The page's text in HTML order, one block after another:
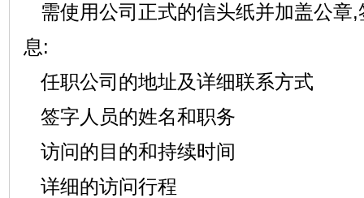
需使用公司正式的信头纸并加盖公章,
息:
任职公司的地址及详细联系方式
签字人员的姓名和职务
访问的目的和持续时间
详细的访问行程